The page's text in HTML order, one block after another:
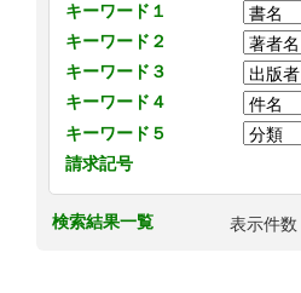
キーワード１
キーワード２
キーワード３
キーワード４
キーワード５
請求記号
検索結果一覧 表示件数